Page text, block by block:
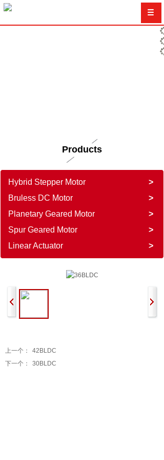
Products
Hybrid Stepper Motor
>
Bruless DC Motor
>
Planetary Geared Motor
>
Spur Geared Motor
>
Linear Actuator
>
上一个：
42BLDC
下一个：
30BLDC